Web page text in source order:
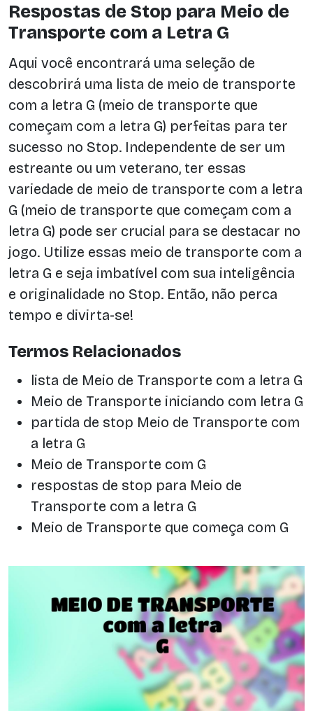
Respostas de Stop para Meio de
Transporte com a Letra G
Aqui você encontrará uma seleção de
descobrirá uma lista de meio de transporte
com a letra G (meio de transporte que
começam com a letra G) perfeitas para ter
sucesso no Stop. Independente de ser um
estreante ou um veterano, ter essas
variedade de meio de transporte com a letra
G (meio de transporte que começam com a
letra G) pode ser crucial para se destacar no
jogo. Utilize essas meio de transporte com a
letra G e seja imbatível com sua inteligência
e originalidade no Stop. Então, não perca
tempo e divirta-se!
Termos Relacionados
lista de Meio de Transporte com a letra G
Meio de Transporte iniciando com letra G
partida de stop Meio de Transporte com
a letra G
Meio de Transporte com G
respostas de stop para Meio de
Transporte com a letra G
Meio de Transporte que começa com G